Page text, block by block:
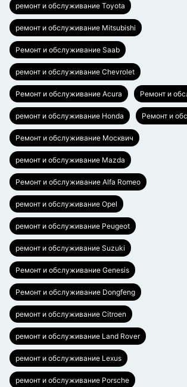
ремонт и обслуживание Toyota
ремонт и обслуживание Mitsubishi
Ремонт и обслуживание Saab
ремонт и обслуживание Chevrolet
Ремонт и обслуживание Acura Ремонт и
ремонт и обслуживание Honda Ремонт и
Ремонт и обслуживание Москвич
ремонт и обслуживание Mazda
Ремонт и обслуживание Alfa Romeo
ремонт и обслуживание Opel
ремонт и обслуживание Peugeot
ремонт и обслуживание Suzuki
Ремонт и обслуживание Genesis
Ремонт и обслуживание Dongfeng
ремонт и обслуживание Citroen
ремонт и обслуживание Land Rover
ремонт и обслуживание Lexus
ремонт и обслуживание Porsche